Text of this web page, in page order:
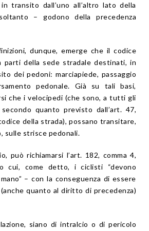
transito dall’uno all’altro lato della
– godono della precedenza
dunque, emerge che il codice
parti della sede stradale destinati, in
dei pedoni: marciapiede, passaggio
pedonale. Già su tali basi,
che i velocipedi (che sono, a tutti gli
quanto previsto dall’art. 47,
della strada), possano transitare,
sulle strisce pedonali.
può richiamarsi l’art. 182, comma 4,
cui, come detto, i ciclisti “devono
– con la conseguenza di essere
(anche quanto al diritto di precedenza)
siano di intralcio o di pericolo